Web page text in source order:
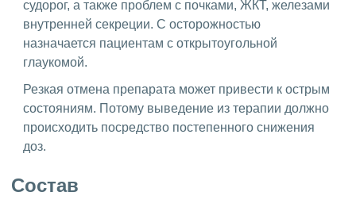
судорог, а также проблем с почками, ЖКТ, железами
внутренней секреции. С осторожностью
назначается пациентам с открытоугольной
глаукомой.
Резкая отмена препарата может привести к острым
состояниям. Потому выведение из терапии должно
происходить посредство постепенного снижения
доз.
Состав